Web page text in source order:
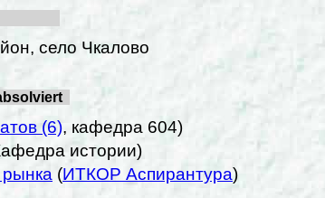
село Чкалово
(6), кафедра 604)
истории)
(ИТКОР Аспирантура)